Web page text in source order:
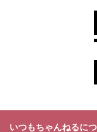
いつもちゃんねるに